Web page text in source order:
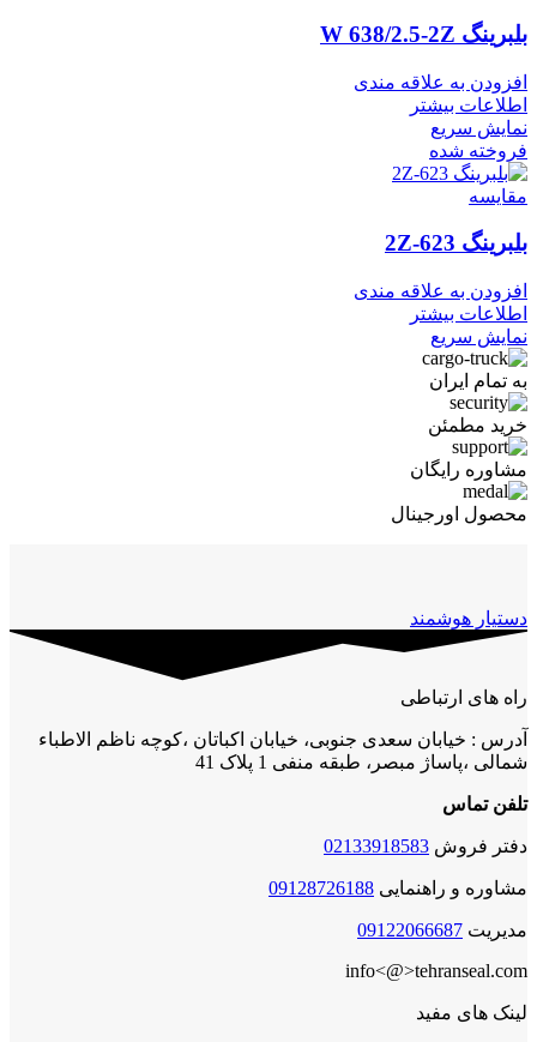
بلبرینگ W 638/2.5-2Z
افزودن به علاقه مندی
اطلاعات بیشتر
نمایش سریع
فروخته شده
مقايسه
بلبرینگ 623-2Z
افزودن به علاقه مندی
اطلاعات بیشتر
نمایش سریع
به تمام ایران
خرید مطمئن
مشاوره رایگان
محصول اورجینال
دستیار هوشمند
راه های ارتباطی
آدرس : خیابان سعدی جنوبی، خیابان اکباتان ،کوچه ناظم الاطباء
شمالی ،پاساژ مبصر، طبقه منفی 1 پلاک 41
تلفن تماس
دفتر فروش 02133918583
مشاوره و راهنمایی 09128726188
مدیریت 09122066687
info<@>tehranseal.com
لینک های مفید